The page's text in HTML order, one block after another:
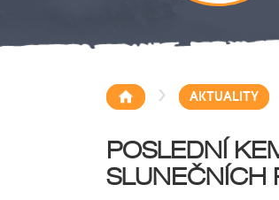
> AKTUALITY
POSLEDNÍ
SLUNEČNÍCH